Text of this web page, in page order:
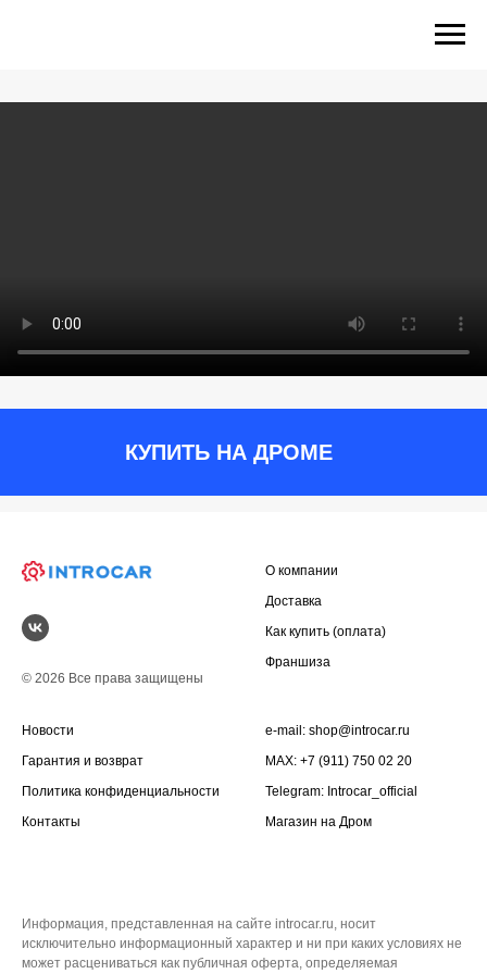
КУПИТЬ НА ДРОМЕ
© 2026 Все права защищены
О компании
Доставка
Как купить (оплата)
Франшиза
Новости
Гарантия и возврат
Политика конфиденциальности
Контакты
e-mail: shop@introcar.ru
MAX: +7 (911) 750 02 20
Telegram: Introcar_official
Магазин на Дром
Информация, представленная на сайте introcar.ru, носит
исключительно информационный характер и ни при каких условиях не
может расцениваться как публичная оферта, определяемая